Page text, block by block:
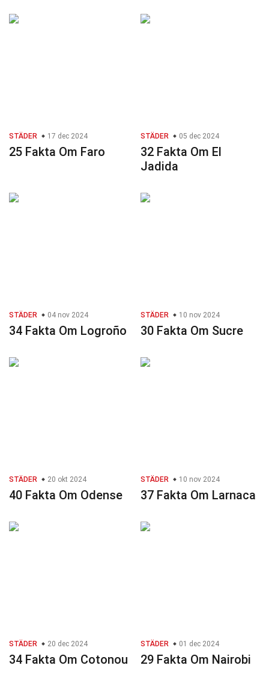
STÄDER 17 dec 2024
25 Fakta Om Faro
STÄDER 05 dec 2024
32 Fakta Om El
Jadida
STÄDER 04 nov 2024
34 Fakta Om Logroño
STÄDER 10 nov 2024
30 Fakta Om Sucre
STÄDER 20 okt 2024
40 Fakta Om Odense
STÄDER 10 nov 2024
37 Fakta Om Larnaca
STÄDER 20 dec 2024
34 Fakta Om Cotonou
STÄDER 01 dec 2024
29 Fakta Om Nairobi